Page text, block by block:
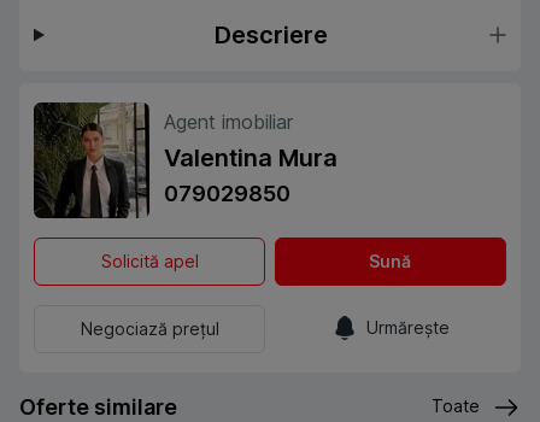
Descriere
Agent imobiliar
Valentina Mura
079029850
Solicită apel Sună
Negociază prețul Urmărește
Oferte similare Toate